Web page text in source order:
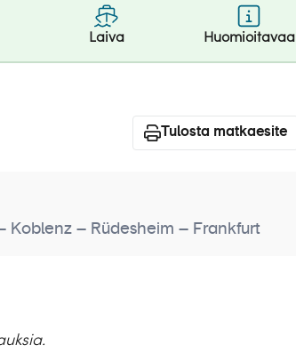
Laiva Huomioitavaa
Tulosta matkaesite
Koblenz – Rüdesheim – Frankfurt